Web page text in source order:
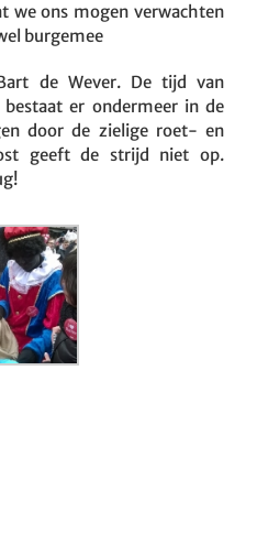
we ons mogen verwachten
burgemee
de Wever. De tijd van
er ondermeer in de
door de zielige roet- en
geeft de strijd niet op.